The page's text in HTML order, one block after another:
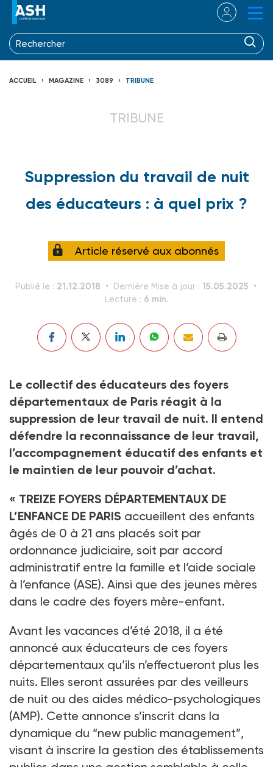
ACCUEIL MAGAZINE 3089 TRIBUNE
TRIBUNE
Suppression du travail de nuit
des éducateurs : à quel prix ?
Article réservé aux abonnés
Publié le : 21.12.2018 Dernière Mise à jour : 15.05.2025
Lecture : 6 min.
Le collectif des éducateurs des foyers
départementaux de Paris réagit à la
suppression de leur travail de nuit. Il entend
défendre la reconnaissance de leur travail,
l’accompagnement éducatif des enfants et
le maintien de leur pouvoir d’achat.
« TREIZE FOYERS DÉPARTEMENTAUX DE
L’ENFANCE DE PARIS accueillent des enfants
âgés de 0 à 21 ans placés soit par
ordonnance judiciaire, soit par accord
administratif entre la famille et l’aide sociale
à l’enfance (ASE). Ainsi que des jeunes mères
dans le cadre des foyers mère-enfant.
Avant les vacances d’été 2018, il a été
annoncé aux éducateurs de ces foyers
départementaux qu’ils n’effectueront plus les
nuits. Elles seront assurées par des veilleurs
de nuit ou des aides médico-psychologiques
(AMP). Cette annonce s’inscrit dans la
dynamique du “new public management”,
visant à inscrire la gestion des établissements